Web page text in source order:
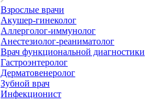
Взрослые врачи
Акушер-гинеколог
Аллерголог-иммунолог
Анестезиолог-реаниматолог
Врач функциональной диагностики
Гастроэнтеролог
Дерматовенеролог
Зубной врач
Инфекционист